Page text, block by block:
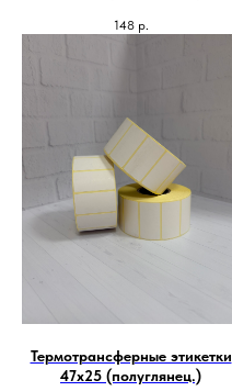
148 р.
Термотрансферные этикетки
47х25 (полуглянец.)